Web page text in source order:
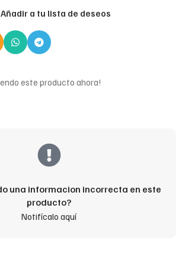
Añadir a tu lista de deseos
este producto ahora!
una informacion incorrecta en este
producto?
Notifícalo aquí